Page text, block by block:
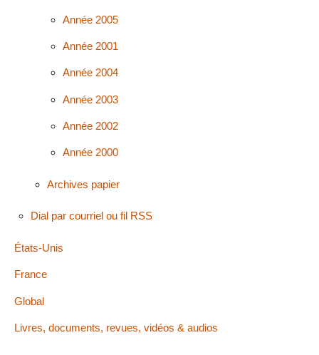
Année 2005
Année 2001
Année 2004
Année 2003
Année 2002
Année 2000
Archives papier
Dial par courriel ou fil RSS
États-Unis
France
Global
Livres, documents, revues, vidéos & audios